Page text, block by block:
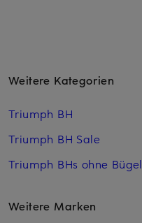
Weitere Kategorien
Triumph BH
Triumph BH Sale
Triumph BHs ohne Bügel
Weitere Marken